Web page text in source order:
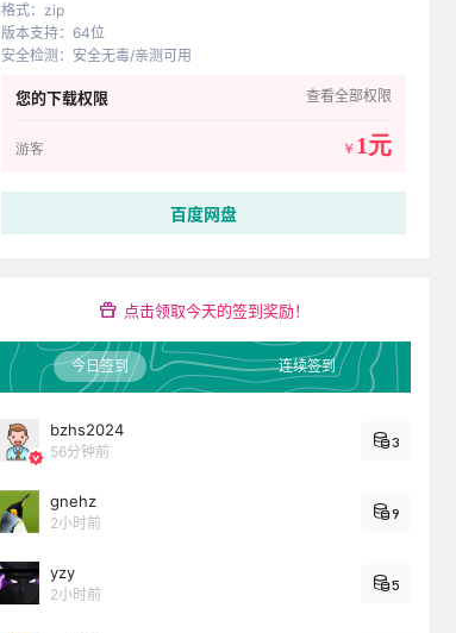
格式： zip
版本支持： 64位
安全检测 ： 安全无毒/亲测可用
您的下载权限 查看全部权限
游客 ￥ 1元
百度网盘
点击领取今天的签到奖励！
今日签到 连续签到
bzhs2024
56分钟前
3
gnehz
2小时前
9
yzy
2小时前
5